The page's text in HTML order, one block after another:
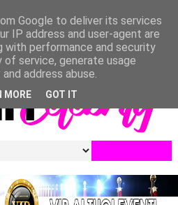
Google to deliver its services
IP address and user-agent are
with performance and security
service, generate usage
address abuse.
MORE GOT IT